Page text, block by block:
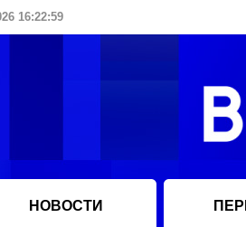
16:23:00
НОВОСТИ